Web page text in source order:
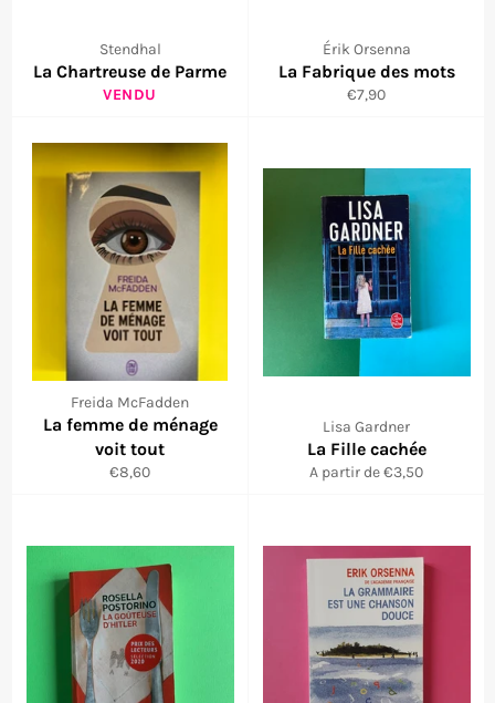
Stendhal
La Chartreuse de Parme
VENDU
Érik Orsenna
La Fabrique des mots
Prix
€7,90
Freida McFadden
La femme de ménage
voit tout
Prix
€8,60
Lisa Gardner
La Fille cachée
A partir de €3,50